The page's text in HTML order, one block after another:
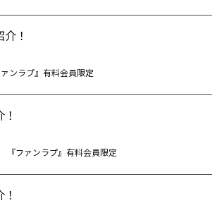
！
ァンラプ』有料会員限定
『ファンラプ』有料会員限定